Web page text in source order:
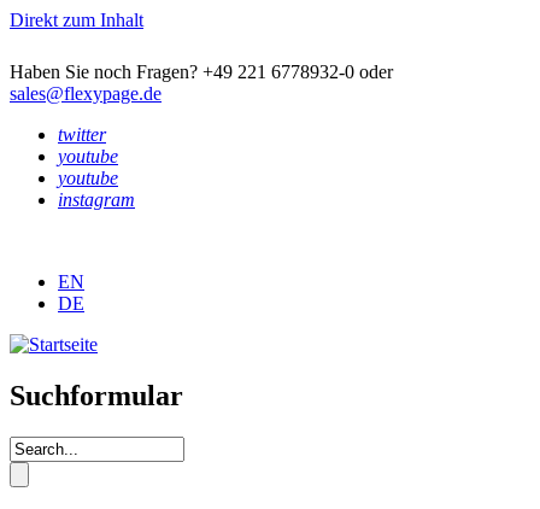
Direkt zum Inhalt
Haben Sie noch Fragen? +49 221 6778932-0 oder
sales@flexypage.de
twitter
youtube
youtube
instagram
EN
DE
Suchformular